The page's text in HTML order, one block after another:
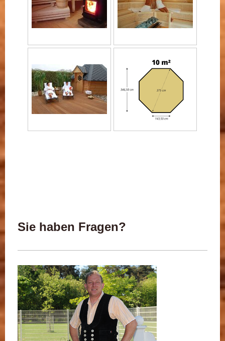
Sie haben Fragen?